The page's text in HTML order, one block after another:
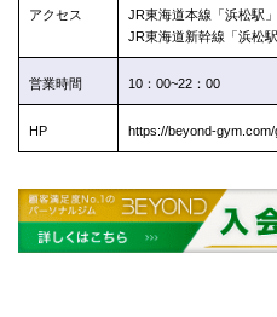
アクセス
JR東海道本線「浜松駅
JR東海道新幹線「浜松
営業時間 10：00~22：00
HP https://beyond-